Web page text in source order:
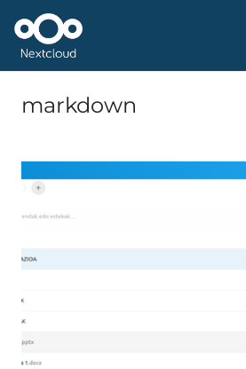
markdown